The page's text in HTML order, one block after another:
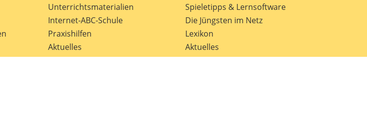
Unterrichts­materialien
Internet-ABC-Schule
Praxishilfen
Aktuelles
Materialbestellung
Spieletipps & Lernsoftware
Die Jüngsten im Netz
Lexikon
Aktuelles
Datenschutz